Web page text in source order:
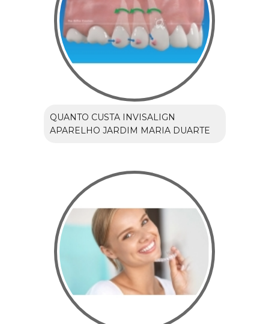
QUANTO CUSTA INVISALIGN
APARELHO JARDIM MARIA DUARTE